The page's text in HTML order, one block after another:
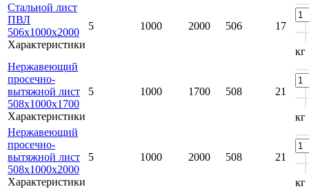
Стальной лист
ПВЛ
506х1000х2000
Характеристики
5 1000 2000 506 17
кг
Нержавеющий
просечно-
вытяжной лист
508х1000х1700
Характеристики
5 1000 1700 508 21
кг
Нержавеющий
просечно-
вытяжной лист
508х1000х2000
Характеристики
5 1000 2000 508 21
кг